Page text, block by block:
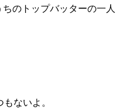
のトップバッターの一人
ないよ。